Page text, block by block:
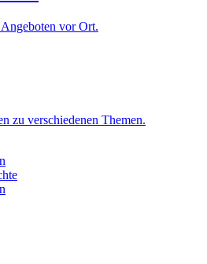
vor Ort.
zu verschiedenen Themen.